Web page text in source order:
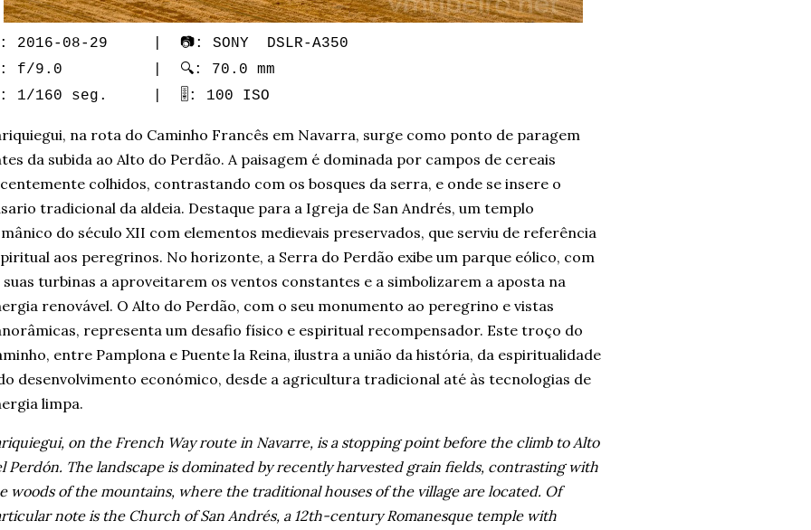
2016-08-29 | 📷: SONY DSLR-A350
f/9.0 | 🔍: 70.0 mm
1/160 seg. | 🎚️: 100 ISO
na rota do Caminho Francês em Navarra, surge como ponto de paragem
da subida ao Alto do Perdão. A paisagem é dominada por campos de cereais
colhidos, contrastando com os bosques da serra, e onde se insere o
tradicional da aldeia. Destaque para a Igreja de San Andrés, um templo
do século XII com elementos medievais preservados, que serviu de referência
aos peregrinos. No horizonte, a Serra do Perdão exibe um parque eólico, com
suas turbinas a aproveitarem os ventos constantes e a simbolizarem a aposta na
renovável. O Alto do Perdão, com o seu monumento ao peregrino e vistas
representa um desafio físico e espiritual recompensador. Este troço do
entre Pamplona e Puente la Reina, ilustra a união da história, da espiritualidade
desenvolvimento económico, desde a agricultura tradicional até às tecnologias de
limpa.
on the French Way route in Navarre, is a stopping point before the climb to Alto
Perdón. The landscape is dominated by recently harvested grain fields, contrasting with
woods of the mountains, where the traditional houses of the village are located. Of
note is the Church of San Andrés, a 12th-century Romanesque temple with